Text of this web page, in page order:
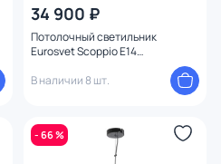
34 900 ₽
Потолочный светильник
Eurosvet Scoppio E14
В наличии 8 шт.
- 66 %